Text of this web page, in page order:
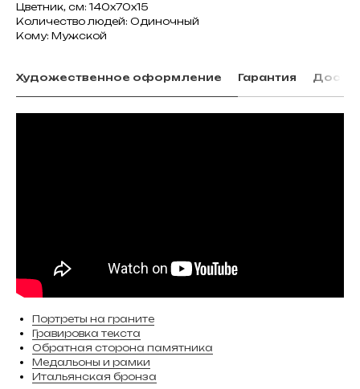
Цветник, см: 140х70х15
Количество людей: Одиночный
Кому: Мужской
Художественное оформление Гарантия
Портреты на граните
Гравировка текста
Обратная сторона памятника
Медальоны и рамки
Итальянская бронза